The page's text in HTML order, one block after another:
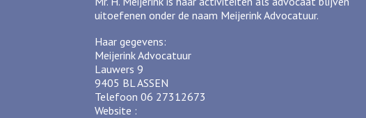
uitoefenen onder de naam Meijerink Advocatuur.
Haar gegevens:
Meijerink Advocatuur
Lauwers 9
9405 BL ASSEN
Telefoon 06 27312673
Website :